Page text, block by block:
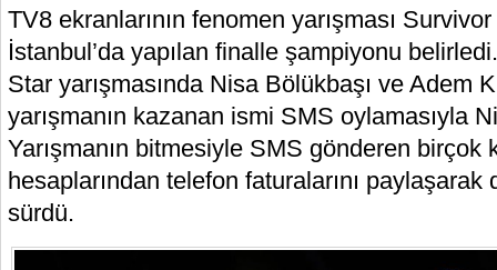
TV8 ekranlarının fenomen yarışması
İstanbul’da yapılan finalle şampiyonu
Star yarışmasında Nisa Bölükbaşı ve Adem
yarışmanın kazanan ismi SMS oylamasıyla
Yarışmanın bitmesiyle SMS gönderen birçok
hesaplarından telefon faturalarını paylaşarak
sürdü.